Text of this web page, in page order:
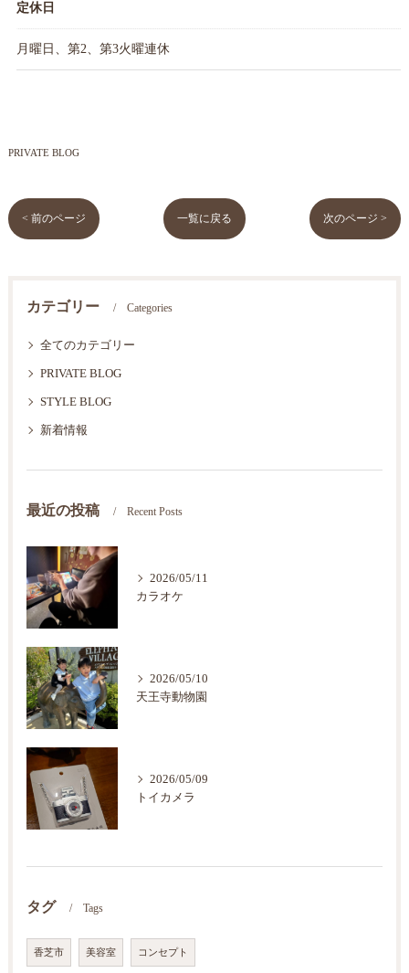
定休日
月曜日、第2、第3火曜連休
PRIVATE BLOG
< 前のページ 一覧に戻る 次のページ >
カテゴリー Categories
全てのカテゴリー
PRIVATE BLOG
STYLE BLOG
新着情報
最近の投稿 Recent Posts
2026/05/11
カラオケ
2026/05/10
天王寺動物園
2026/05/09
トイカメラ
タグ Tags
香芝市 美容室 コンセプト